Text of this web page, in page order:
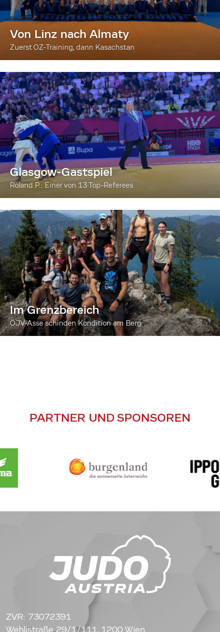
Von Linz nach Almaty
Zuerst OZ-Training, dann Kasachstan
Glasgow-Gastspiel
Roland P.: Einer von 13 Top-Referees
Im Grenzbereich
ÖJV-Asse schinden Kondition am Berg
PARTNER UND SPONSOREN
ZVR: 73072391
Wehlistraße 29/1/111, 1200 Wien